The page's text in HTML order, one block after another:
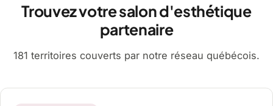
Trouvez votre salon d'esthétique
partenaire
181 territoires couverts par notre réseau québécois.